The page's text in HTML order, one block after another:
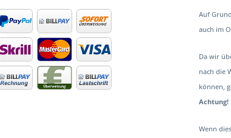
Auf
auch im
Da wir
nach die
können,
Achtung!
Wenn